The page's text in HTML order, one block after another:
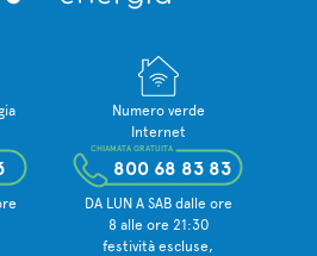
Numero verde
Internet
800 68 83 83
CHIAMATA GRATUITA
DA LUN A SAB dalle ore
8 alle ore 21:30
festività escluse,